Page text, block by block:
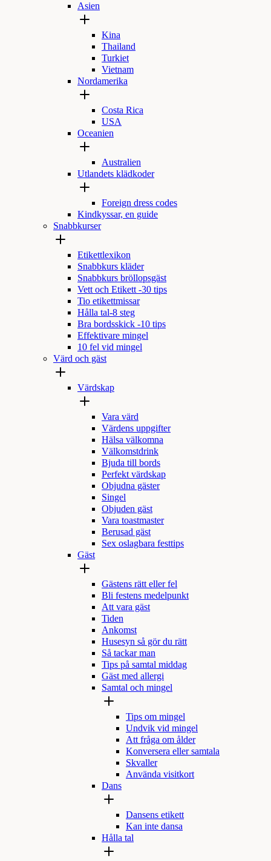
Asien
Kina
Thailand
Turkiet
Vietnam
Nordamerika
Costa Rica
USA
Oceanien
Australien
Utlandets klädkoder
Foreign dress codes
Kindkyssar, en guide
Snabbkurser
Etikettlexikon
Snabbkurs kläder
Snabbkurs bröllopsgäst
Vett och Etikett -30 tips
Tio etikettmissar
Hålla tal-8 steg
Bra bordsskick -10 tips
Effektivare mingel
10 fel vid mingel
Värd och gäst
Värdskap
Vara värd
Värdens uppgifter
Hälsa välkomna
Välkomstdrink
Bjuda till bords
Perfekt värdskap
Objudna gäster
Singel
Objuden gäst
Vara toastmaster
Berusad gäst
Sex oslagbara festtips
Gäst
Gästens rätt eller fel
Bli festens medelpunkt
Att vara gäst
Tiden
Ankomst
Husesyn så gör du rätt
Så tackar man
Tips på samtal middag
Gäst med allergi
Samtal och mingel
Tips om mingel
Undvik vid mingel
Att fråga om ålder
Konversera eller samtala
Skvaller
Använda visitkort
Dans
Dansens etikett
Kan inte dansa
Hålla tal